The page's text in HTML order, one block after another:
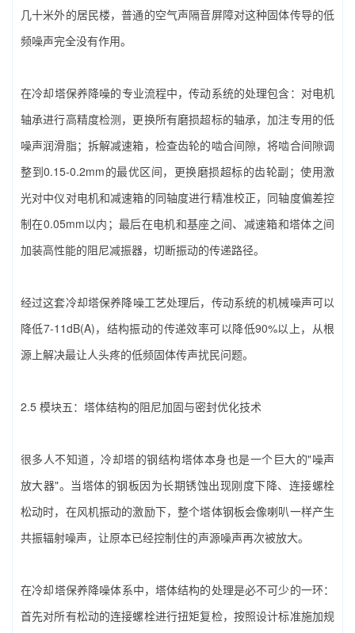
几十米外的居民楼，普通的空气声隔音屏障对这种固体传导的低
频噪声完全没有作用。
在‌冷却塔保养降噪‌的专业流程中，传动系统的处理包含：对电机
轴承进行高精度检测，更换所有磨损超标的轴承，加注专用的低
噪声润滑脂；拆解减速箱，检查齿轮的啮合间隙，将啮合间隙调
整到0.15-0.2mm的最优区间，更换磨损超标的齿轮副；使用激
光对中仪对电机和减速箱的同轴度进行精准校正，同轴度偏差控
制在0.05mm以内；最后在电机和基座之间、减速箱和塔体之间
加装高性能的阻尼减振器，切断振动的传递路径。
经过这套‌冷却塔保养降噪‌工艺处理后，传动系统的机械噪声可以
降低7-11dB(A)，结构振动的传递效率可以降低90%以上，从根
源上解决最让人头疼的低频固体传声扰民问题。
2.5 模块五：塔体结构的阻尼加固与密封优化技术
很多人不知道，冷却塔的钢结构塔体本身也是一个巨大的"噪声
放大器"。当塔体的钢板因为长期锈蚀出现刚度下降、连接螺栓
松动时，在风机振动的激励下，整个塔体钢板会像喇叭一样产生
共振辐射噪声，让原本已经控制住的声源噪声再次被放大。
在‌冷却塔保养降噪‌体系中，塔体结构的处理是必不可少的一环：
首先对所有松动的连接螺栓进行扭矩复检，按照设计标准施加规